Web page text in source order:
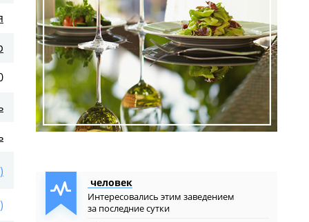
человек
Интересовались этим заведением
за последние сутки